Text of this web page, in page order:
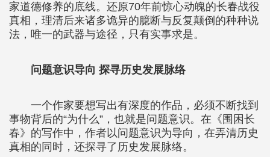
家道德修养的底线。还原70年前惊心动魄的长春战役
真相，理清后来诸多诡异的臆断与反复颠倒的种种说
法，唯一的武器与途径，只有实事求是。
问题意识导向 探寻历史发展脉络
一个作家要想写出有深度的作品，必须不断找到
事物背后的“为什么”，也就是问题意识。在《围困长
春》的写作中，作者以问题意识为导向，在弄清历史
真相的同时，还探寻了历史发展脉络。